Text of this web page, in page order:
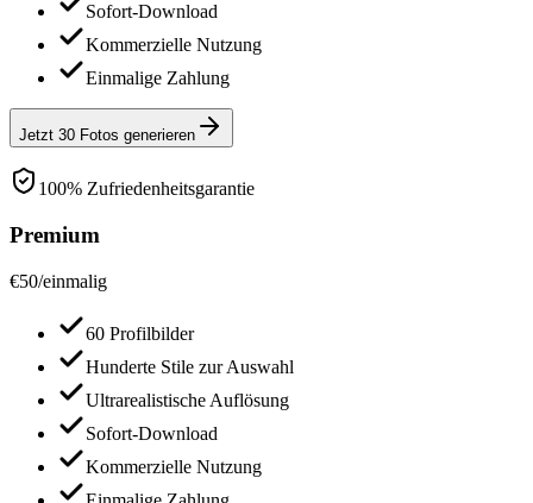
Sofort-Download
Kommerzielle Nutzung
Einmalige Zahlung
Jetzt 30 Fotos generieren
100% Zufriedenheitsgarantie
Premium
€50/einmalig
60 Profilbilder
Hunderte Stile zur Auswahl
Ultrarealistische Auflösung
Sofort-Download
Kommerzielle Nutzung